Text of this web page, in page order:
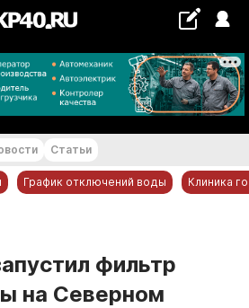
+28...+29 °С
Статьи
График отключений воды Клиника
фильтр
на Северном